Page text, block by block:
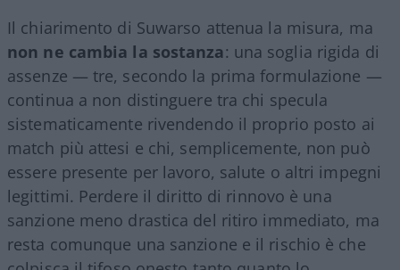
Il chiarimento di Suwarso attenua la misura, ma
non ne cambia la sostanza: una soglia rigida di
assenze — tre, secondo la prima formulazione —
continua a non distinguere tra chi specula
sistematicamente rivendendo il proprio posto ai
match più attesi e chi, semplicemente, non può
essere presente per lavoro, salute o altri impegni
legittimi. Perdere il diritto di rinnovo è una
sanzione meno drastica del ritiro immediato, ma
resta comunque una sanzione e il rischio è che